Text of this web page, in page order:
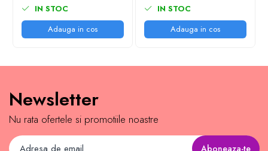
IN STOC
Adauga in cos
IN STOC
Adauga in cos
Newsletter
Nu rata ofertele si promotiile noastre